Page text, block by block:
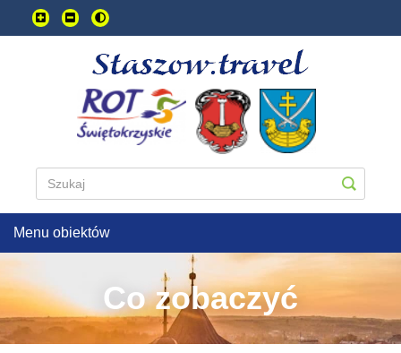
Przejdź
do
głownej
Menu obiektów
Co zobaczyć